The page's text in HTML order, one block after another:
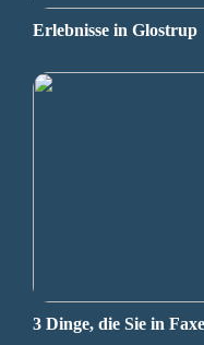
Erlebnisse in Glostrup
3 Dinge, die Sie in